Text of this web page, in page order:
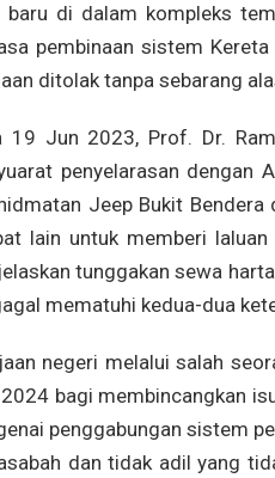
baru di dalam kompleks
pembinaan sistem
ditolak tanpa sebarang
19 Jun 2023, Prof. Dr.
penyelarasan dengan
Jeep Bukit
lain untuk memberi
tunggakan sewa
mematuhi kedua-dua
negeri melalui salah
bagi membincangkan
penggabungan sistem
dan tidak adil yang